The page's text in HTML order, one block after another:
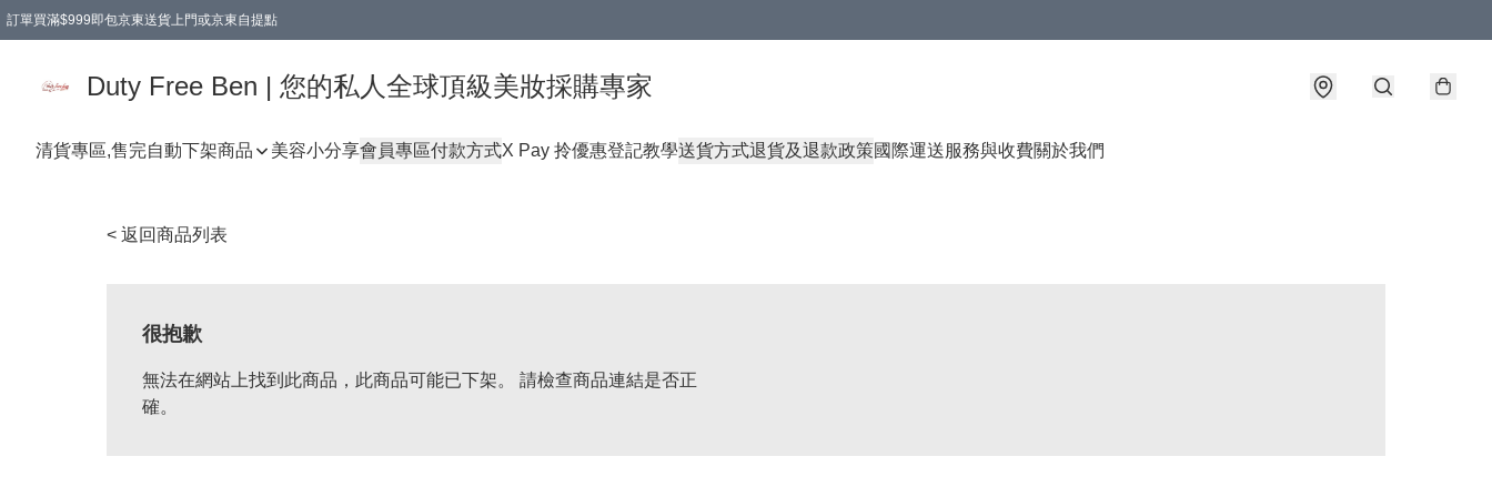
訂單買滿$999即包京東送貨上門或京東自提點
Duty Free Ben | 您的私人全球頂級美妝採購專家
清貨專區,售完自動下架商品 美容小分享會員專區付款方式X Pay 拎優惠登記教學送貨方式退貨及退款政策國際運送服務與收費關於我們
< 返回商品列表
很抱歉
無法在網站上找到此商品，此商品可能已下架。 請檢查商品連結是否正
確。